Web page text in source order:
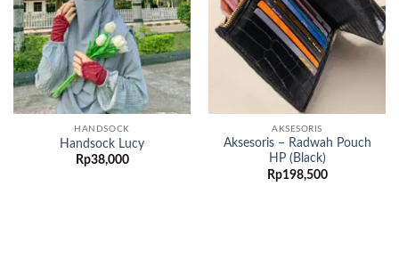
HANDSOCK
Handsock Lucy
Rp38,000
AKSESORIS
Aksesoris – Radwah Pouch
HP (Black)
Rp198,500